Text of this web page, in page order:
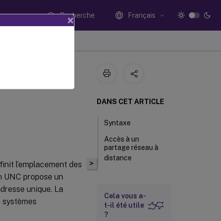
Recherche Français
l’emplacement des
UNC propose un
unique. La
>
DANS CET ARTICLE
Syntaxe
Accès à un
partage réseau à
distance
Cela vous a-
t-il été utile
?
×